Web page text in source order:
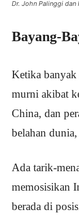
Dr. John Palinggi
Bayang-
Ketika
murni akibat
China, dan
belahan
Ada tarik-
memosisikan
berada di